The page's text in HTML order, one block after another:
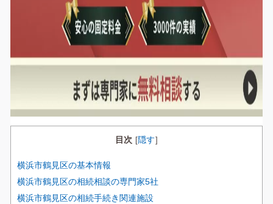
目次 隠す
横浜市鶴見区の基本情報
横浜市鶴見区の相続相談の専門家5社
横浜市鶴見区の相続手続き関連施設